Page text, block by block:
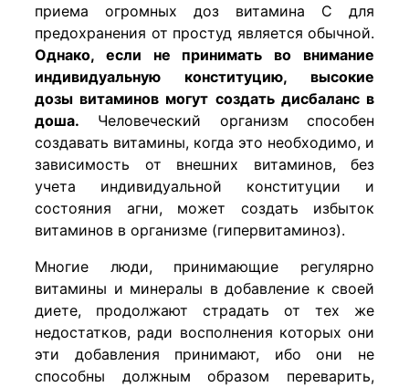
приема огромных доз витамина С для
предохранения от простуд является обычной.
Однако, если не принимать во внимание
индивидуальную конституцию, высокие
дозы витаминов могут создать дисбаланс в
доша. Человеческий организм способен
создавать витамины, когда это необходимо, и
зависимость от внешних витаминов, без
учета индивидуальной конституции и
состояния агни, может создать избыток
витаминов в организме (гипервитаминоз).
Многие люди, принимающие регулярно
витамины и минералы в добавление к своей
диете, продолжают страдать от тех же
недостатков, ради восполнения которых они
эти добавления принимают, ибо они не
способны должным образом переварить,